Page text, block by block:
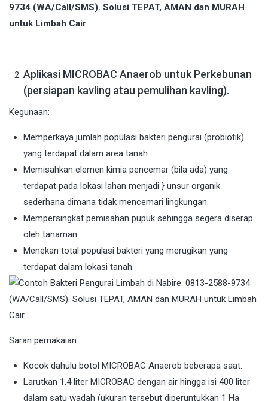
9734 (WA/Call/SMS). Solusi TEPAT, AMAN dan MURAH
untuk Limbah Cair
Aplikasi MICROBAC Anaerob untuk Perkebunan
(persiapan kavling atau pemulihan kavling).
Kegunaan:
Memperkaya jumlah populasi bakteri pengurai (probiotik)
yang terdapat dalam area tanah.
Memisahkan elemen kimia pencemar (bila ada) yang
terdapat pada lokasi lahan menjadi } unsur organik
sederhana dimana tidak mencemari lingkungan.
Mempersingkat pemisahan pupuk sehingga segera diserap
oleh tanaman.
Menekan total populasi bakteri yang merugikan yang
terdapat dalam lokasi tanah.
Saran pemakaian:
Kocok dahulu botol MICROBAC Anaerob beberapa saat.
Larutkan 1,4 liter MICROBAC dengan air hingga isi 400 liter
dalam satu wadah (ukuran tersebut diperuntukkan 1 Ha